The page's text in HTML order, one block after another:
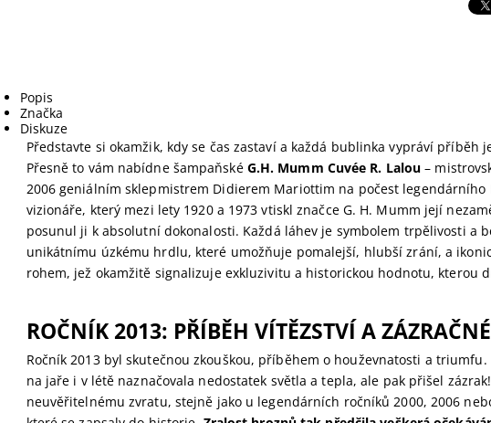
Popis
Značka
Diskuze
Představte si okamžik, kdy se čas zastaví a každá bublinka vypráví příběh
Přesně to vám nabídne šampaňské G.H. Mumm Cuvée R. Lalou –
2006 geniálním sklepmistrem Didierem Mariottim na počest legendárního
vizionáře, který mezi lety 1920 a 1973 vtiskl značce G. H. Mumm její
posunul ji k absolutní dokonalosti. Každá láhev je symbolem trpělivosti a
unikátnímu úzkému hrdlu, které umožňuje pomalejší, hlubší zrání, a
rohem, jež okamžitě signalizuje exkluzivitu a historickou hodnotu, kterou
ROČNÍK 2013: PŘÍBĚH VÍTĚZSTVÍ A
Ročník 2013 byl skutečnou zkouškou, příběhem o houževnatosti a triumfu.
na jaře i v létě naznačovala nedostatek světla a tepla, ale pak přišel
neuvěřitelnému zvratu, stejně jako u legendárních ročníků 2000, 2006